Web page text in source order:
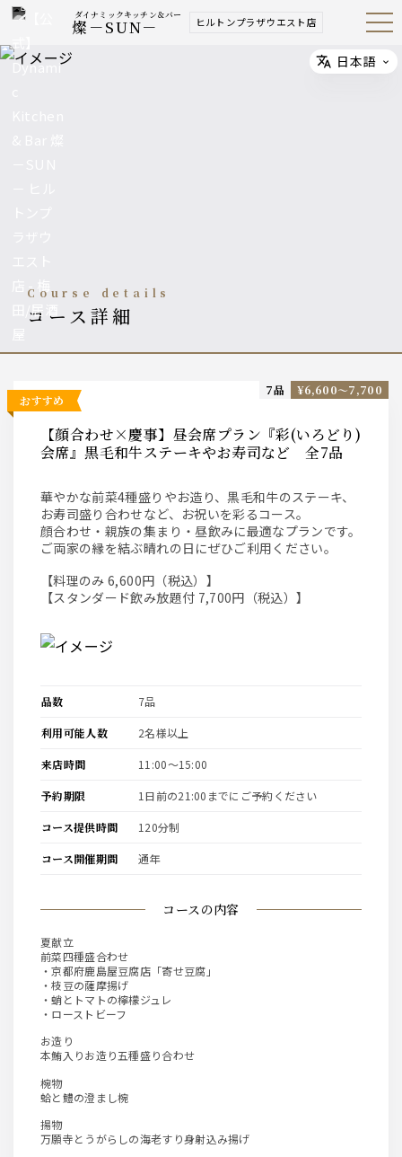
ダイナミックキッチン＆バー
燦－SUN－ ヒルトンプラザウエスト店 Open
Navig
course details
コース詳細
おすすめ
【顔合わせ×慶事】昼会席プラン『彩(いろどり)
会席』黒毛和牛ステーキやお寿司など 全7品
華やかな前菜4種盛りやお造り、黒毛和牛のステーキ、
お寿司盛り合わせなど、お祝いを彩るコース。
顔合わせ・親族の集まり・昼飲みに最適なプランです。
ご両家の縁を結ぶ晴れの日にぜひご利用ください。
【料理のみ 6,600円（税込）】
【スタンダード飲み放題付 7,700円（税込）】
7品 ¥6,600〜7,700
コースの内容
夏献立
前菜四種盛合わせ
・京都府鹿島屋豆腐店「寄せ豆腐」
・枝豆の薩摩揚げ
・蛸とトマトの檸檬ジュレ
・ローストビーフ
お造り
本鮪入りお造り五種盛り合わせ
椀物
蛤と鱧の澄まし椀
揚物
万願寺とうがらしの海老すり身射込み揚げ
品数 7品
利用可能人数 2名様以上
来店時間 11:00〜15:00
予約期限 1日前の21:00までにご予約ください
コース提供時間 120分制
コース開催期間 通年
Select
日本語